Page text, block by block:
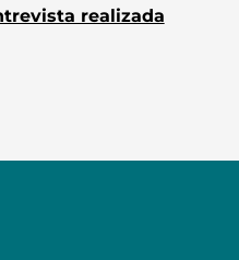
realizada